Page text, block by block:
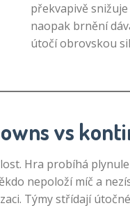
překvapivě
naopak brnění
útočí obrovskou
vs
Hra probíhá
nepoloží míč a
Týmy střídají